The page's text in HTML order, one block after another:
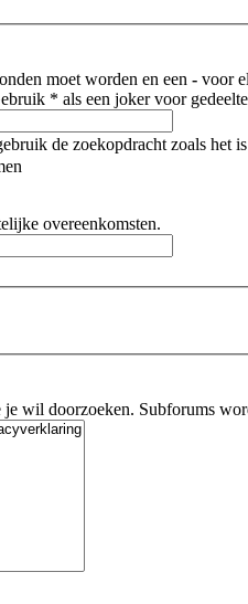
moet worden en een - voor
* als een joker voor
de zoekopdracht zoals het
overeenkomsten.
wil doorzoeken. Subforums